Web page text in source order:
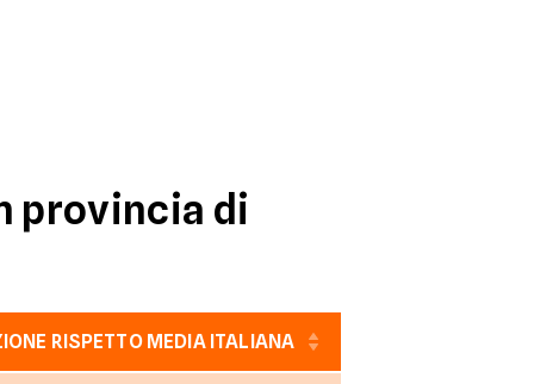
provincia di
RISPETTO MEDIA ITALIANA